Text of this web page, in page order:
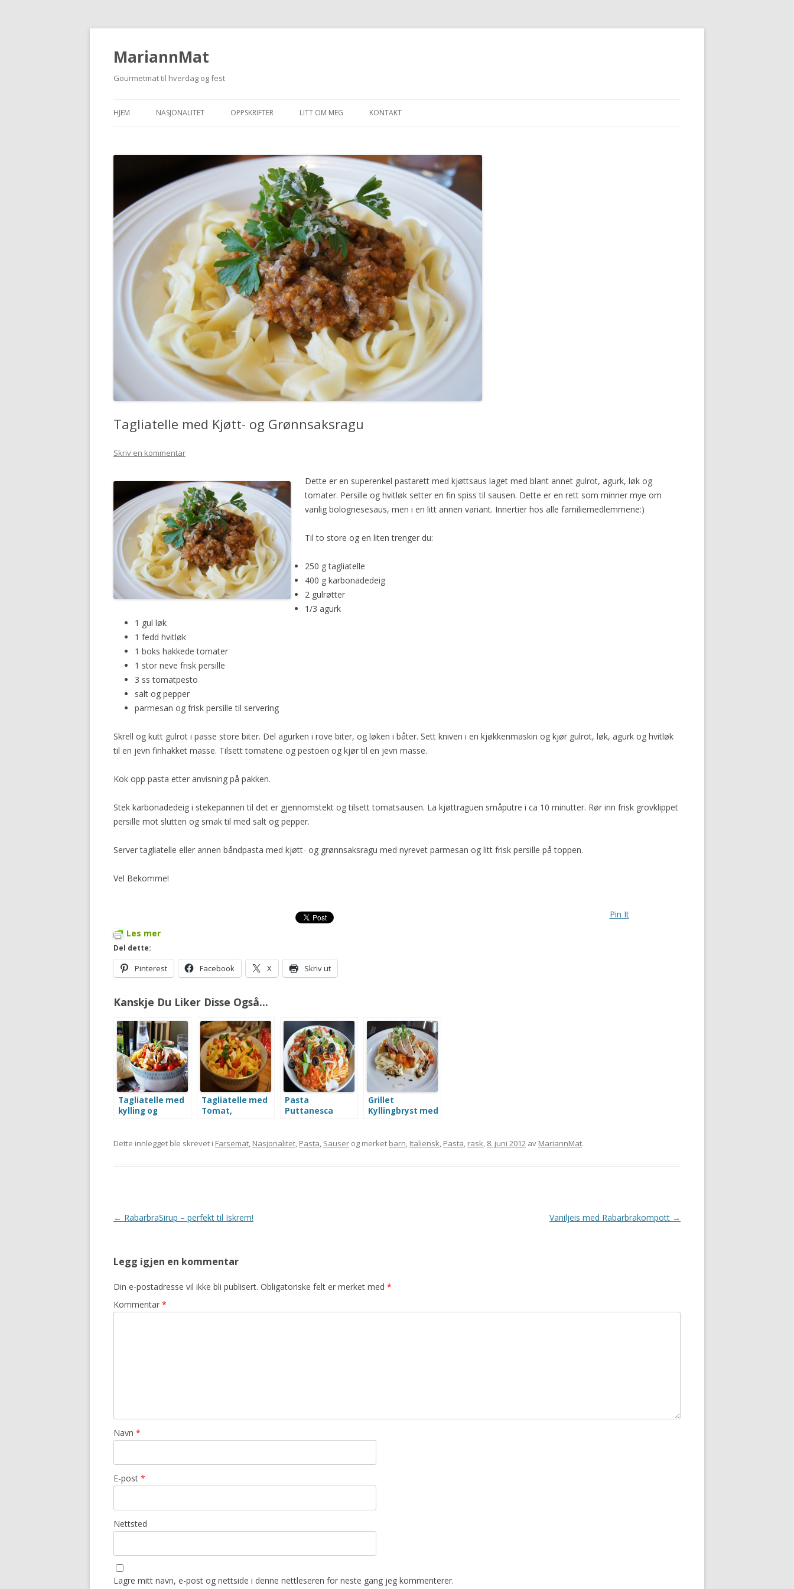
MariannMat
Gourmetmat til hverdag og fest
HJEM NASJONALITET OPPSKRIFTER LITT OM MEG KONTAKT
Tagliatelle med Kjøtt- og Grønnsaksragu
Skriv en kommentar
Dette er en superenkel pastarett med kjøttsaus laget med blant annet gulrot, agurk, løk og
tomater. Persille og hvitløk setter en fin spiss til sausen. Dette er en rett som minner mye om
vanlig bolognesesaus, men i en litt annen variant. Innertier hos alle familiemedlemmene:)
Til to store og en liten trenger du:
250 g tagliatelle
400 g karbonadedeig
2 gulrøtter
1/3 agurk
1 gul løk
1 fedd hvitløk
1 boks hakkede tomater
1 stor neve frisk persille
3 ss tomatpesto
salt og pepper
parmesan og frisk persille til servering
Skrell og kutt gulrot i passe store biter. Del agurken i rove biter, og løken i båter. Sett kniven i en kjøkkenmaskin og kjør gulrot, løk, agurk og hvitløk
til en jevn finhakket masse. Tilsett tomatene og pestoen og kjør til en jevn masse.
Kok opp pasta etter anvisning på pakken.
Stek karbonadedeig i stekepannen til det er gjennomstekt og tilsett tomatsausen. La kjøttraguen småputre i ca 10 minutter. Rør inn frisk grovklippet
persille mot slutten og smak til med salt og pepper.
Server tagliatelle eller annen båndpasta med kjøtt- og grønnsaksragu med nyrevet parmesan og litt frisk persille på toppen.
Vel Bekomme!
Pin It
Les mer
Del dette:
Pinterest Facebook X Skriv ut
Kanskje Du Liker Disse Også...
Tagliatelle med
kylling og
Tagliatelle med
Tomat,
Pasta
Puttanesca
Grillet
Kyllingbryst med
Balsamicosaus
Dette innlegget ble skrevet i Farsemat Nasjonalitet Pasta Sauser og merket barn Italiensk Pasta rask 8. juni 2012 av MariannMat.
Innleggsnavigasjon
← RabarbraSirup – perfekt til Iskrem! Vaniljeis med Rabarbrakompott →
Legg igjen en kommentar
Din e-postadresse vil ikke bli publisert. Obligatoriske felt er merket med *
Kommentar *
Navn *
E-post *
Nettsted
Lagre mitt navn, e-post og nettside i denne nettleseren for neste gang jeg kommenterer.